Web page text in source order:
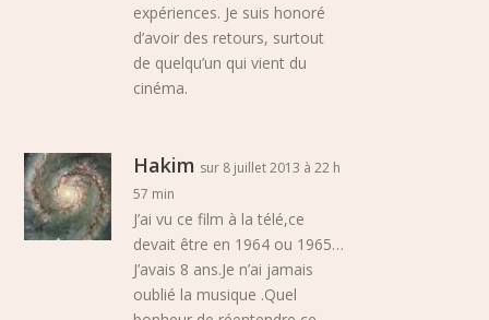
expériences. Je suis honoré
d’avoir des retours, surtout
de quelqu’un qui vient du
cinéma.
Hakim sur 8 juillet 2013 à 22 h
57 min
J’ai vu ce film à la télé,ce
devait être en 1964 ou 1965…
J’avais 8 ans.Je n’ai jamais
oublié la musique .Quel